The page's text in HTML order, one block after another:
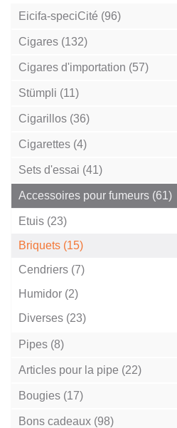
Eicifa-speciCité (96)
Cigares (132)
Cigares d'importation (57)
Stümpli (11)
Cigarillos (36)
Cigarettes (4)
Sets d'essai (41)
Accessoires pour fumeurs (61)
Etuis (23)
Briquets (15)
Cendriers (7)
Humidor (2)
Diverses (23)
Pipes (8)
Articles pour la pipe (22)
Bougies (17)
Bons cadeaux (98)